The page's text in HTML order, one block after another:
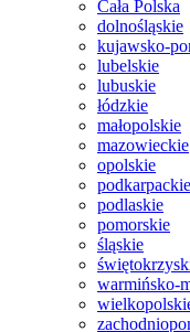
Cała Polska
dolnośląskie
kujawsko-
lubelskie
lubuskie
łódzkie
małopolskie
mazowieckie
opolskie
podkarpackie
podlaskie
pomorskie
śląskie
warmińsko-